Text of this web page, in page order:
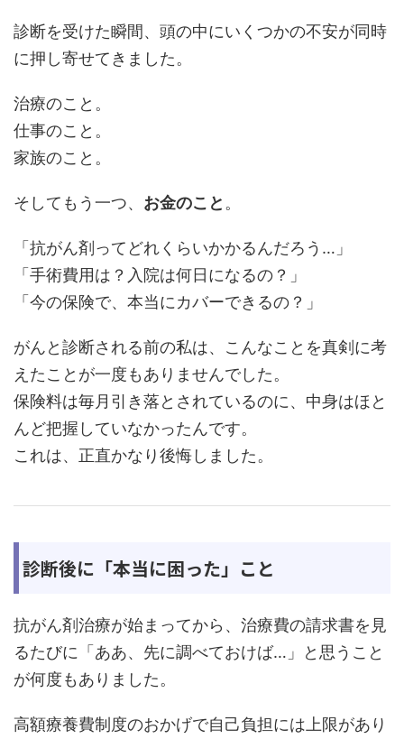
診断を受けた瞬間、頭の中にいくつかの不安が同時
に押し寄せてきました。
治療のこと。
仕事のこと。
家族のこと。
そしてもう一つ、 お金のこと 。
「抗がん剤ってどれくらいかかるんだろう…」
「手術費用は？入院は何日になるの？」
「今の保険で、本当にカバーできるの？」
がんと診断される前の私は、こんなことを真剣に考
えたことが一度もありませんでした。
保険料は毎月引き落とされているのに、中身はほと
んど把握していなかったんです。
これは、正直かなり後悔しました。
診断後に「本当に困った」こと
抗がん剤治療が始まってから、治療費の請求書を見
るたびに「ああ、先に調べておけば…」と思うこと
が何度もありました。
高額療養費制度のおかげで自己負担には上限があり